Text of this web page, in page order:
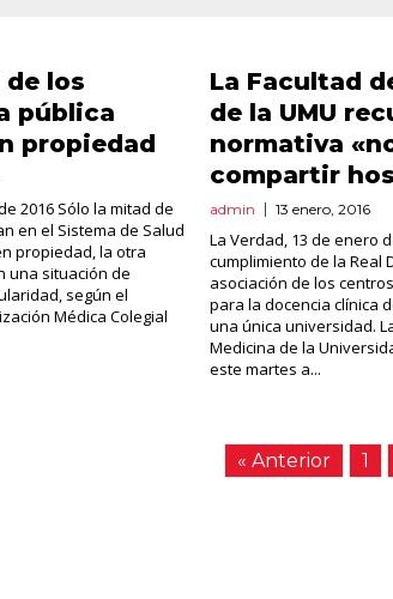
de los
pública
propiedad
2016 Sólo la mitad de
en el Sistema de Salud
propiedad, la otra
una situación de
según el
Médica Colegial
La Facultad
de la UMU
normativa
compartir
admin 13 enero, 2016
La Verdad, 13 de enero
cumplimiento de la Real
asociación de los
para la docencia clínica
una única universidad.
Medicina de la
este martes a...
« Anterior 1